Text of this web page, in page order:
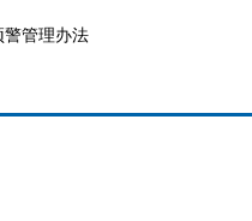
警管理办法